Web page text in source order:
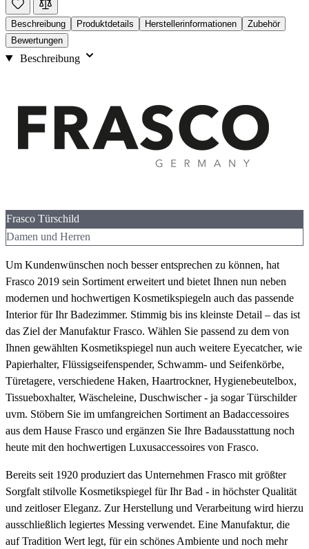
Beschreibung Produktdetails Herstellerinformationen
Zubehör
Bewertungen
Beschreibung
Frasco Türschild
Damen und Herren
Um Kundenwünschen noch besser entsprechen zu können, hat
Frasco 2019 sein Sortiment erweitert und bietet Ihnen nun neben
modernen und hochwertigen Kosmetikspiegeln auch das passende
Interior für Ihr Badezimmer. Stimmig bis ins kleinste Detail – das ist
das Ziel der Manufaktur Frasco. Wählen Sie passend zu dem von
Ihnen gewählten Kosmetikspiegel nun auch weitere Eyecatcher, wie
Papierhalter, Flüssigseifenspender, Schwamm- und Seifenkörbe,
Türetagere, verschiedene Haken, Haartrockner, Hygienebeutelbox,
Tissueboxhalter, Wäscheleine, Duschwischer - ja sogar Türschilder
uvm. Stöbern Sie im umfangreichen Sortiment an Badaccessoires
aus dem Hause Frasco und ergänzen Sie Ihre Badausstattung noch
heute mit den hochwertigen Luxusaccessoires von Frasco.
Bereits seit 1920 produziert das Unternehmen Frasco mit größter
Sorgfalt stilvolle Kosmetikspiegel für Ihr Bad - in höchster Qualität
und zeitloser Eleganz. Zur Herstellung und Verarbeitung wird hierzu
ausschließlich legiertes Messing verwendet. Eine Manufaktur, die
auf Tradition Wert legt, für ein schönes Ambiente und noch mehr